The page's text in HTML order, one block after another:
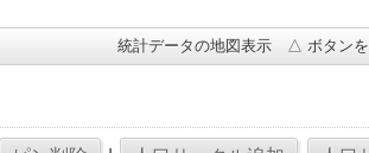
統計データの地図表示 △ ボタン